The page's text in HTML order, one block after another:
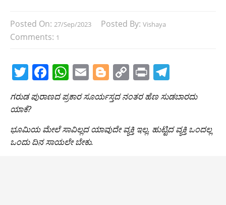
Posted On: 27/Sep/2023 Posted By: Vishaya
Comments: 1
T
w
itt
er
F
c
e
b
o
W
h
at
A
p
E
m
ai
l
Bl
o
g
g
er
C
o
p
y
Li
Pr
in
t
el
e
gr
a
ಗರುಡ ಪುರಾಣದ ಪ್ರಕಾರ ಸೂರ್ಯಸ್ತದ ನಂತರ ಹೆಣ ಸುಡಬಾರದು
ಯಾಕೆ?
ಭೂಮಿಯ ಮೇಲೆ ಸಾವಿಲ್ಲದ ಯಾವುದೇ ವ್ಯಕ್ತಿ ಇಲ್ಲ. ಹುಟ್ಟಿದ ವ್ಯಕ್ತಿ ಒಂದಲ್ಲ
ಒಂದು ದಿನ ಸಾಯಲೇ ಬೇಕು.